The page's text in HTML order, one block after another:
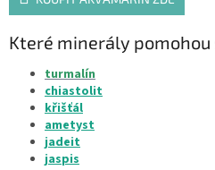
Které minerály pomohou
turmalín
chiastolit
křišťál
ametyst
jadeit
jaspis